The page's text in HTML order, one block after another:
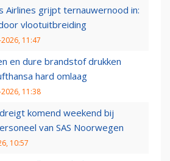
Airlines grijpt ternauwernood in:
vlootuitbreiding
11:47
en dure brandstof drukken
hard omlaag
11:38
komend weekend bij
van SAS Noorwegen
10:57